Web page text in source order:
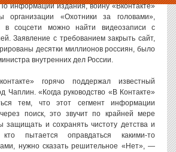
информации издания, войну «Вконтакте»
организации «Охотники за головами»,
в соцсети можно найти видеозаписи с
Заявление с требованием закрыть сайт,
десятки миллионов россиян, было
внутренних дел России.
горячо поддержал известный
Чаплин. «Когда руководство «В Контакте»
тем, что этот сегмент информации
поиск, это звучит по крайней мере
и сохранять чистоту детства и
пытается оправдаться какими-то
нужно сказать решительное «Нет», —